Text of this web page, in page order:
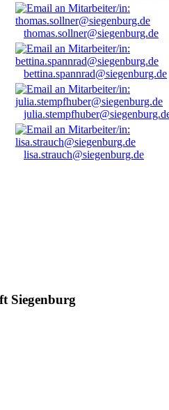
thomas.sollner@siegenburg.de
bettina.spannrad@siegenburg.de
lisa.strauch@siegenburg.de
Siegenburg